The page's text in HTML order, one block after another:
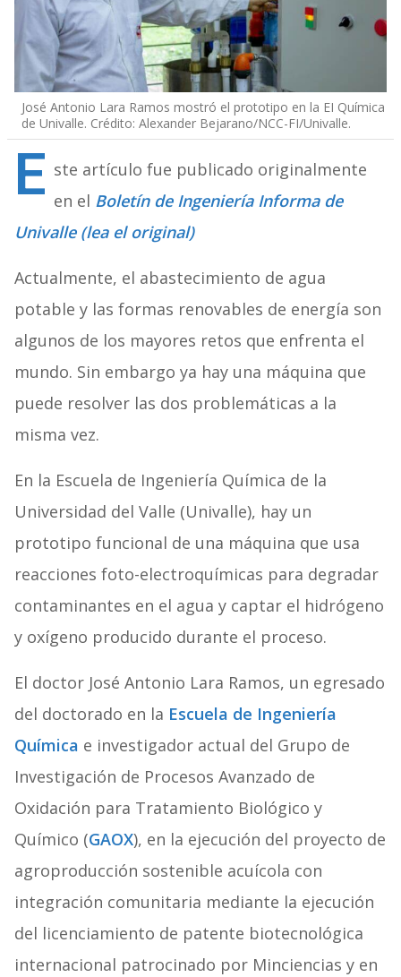
José Antonio Lara Ramos mostró el prototipo en la EI Química
de Univalle. Crédito: Alexander Bejarano/NCC-FI/Univalle.
E ste artículo fue publicado originalmente
en el Boletín de Ingeniería Informa de
Univalle (lea el original)
Actualmente, el abastecimiento de agua
potable y las formas renovables de energía son
algunos de los mayores retos que enfrenta el
mundo. Sin embargo ya hay una máquina que
puede resolver las dos problemáticas a la
misma vez.
En la Escuela de Ingeniería Química de la
Universidad del Valle (Univalle), hay un
prototipo funcional de una máquina que usa
reacciones foto-electroquímicas para degradar
contaminantes en el agua y captar el hidrógeno
y oxígeno producido durante el proceso.
El doctor José Antonio Lara Ramos, un egresado
del doctorado en la Escuela de Ingeniería
Química e investigador actual del Grupo de
Investigación de Procesos Avanzado de
Oxidación para Tratamiento Biológico y
Químico (GAOX), en la ejecución del proyecto de
agroproducción sostenible acuícola con
integración comunitaria mediante la ejecución
del licenciamiento de patente biotecnológica
internacional patrocinado por Minciencias y en